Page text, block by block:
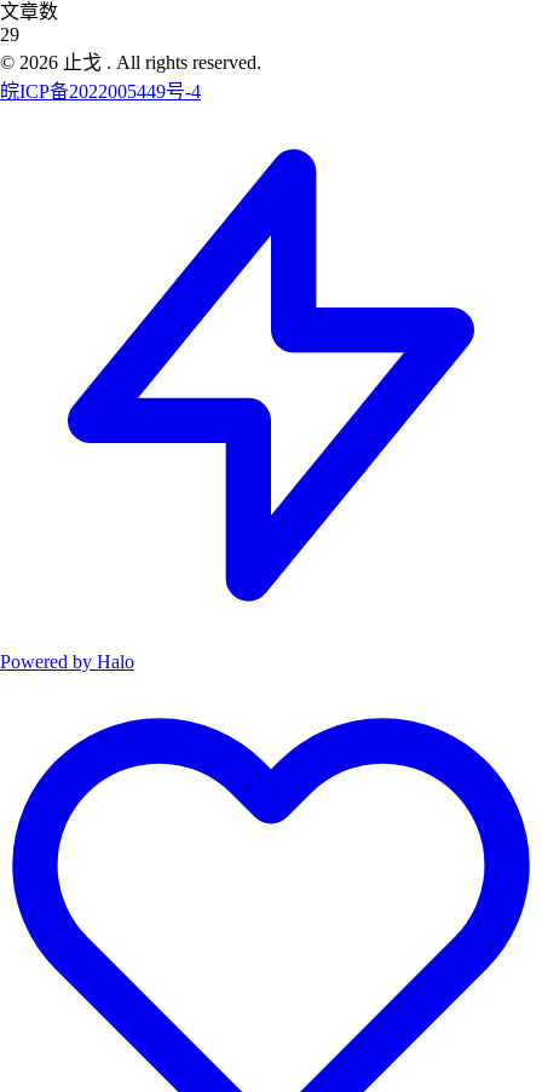
文章数
29
© 2026 止戈 . All rights reserved.
皖ICP备2022005449号-4
Powered by Halo